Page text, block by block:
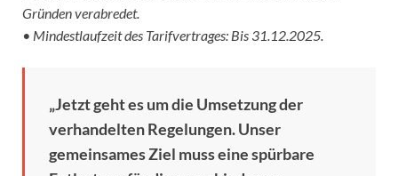
Gründen verabredet.
• Mindestlaufzeit des Tarifvertrages: Bis 31.12.2025.
„Jetzt geht es um die Umsetzung der
verhandelten Regelungen. Unser
gemeinsames Ziel muss eine spürbare